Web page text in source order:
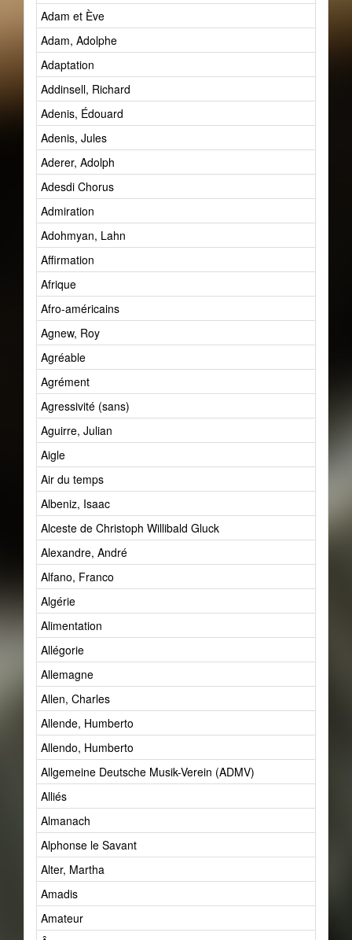
Adam et Ève
Adam, Adolphe
Adaptation
Addinsell, Richard
Adenis, Édouard
Adenis, Jules
Aderer, Adolph
Adesdi Chorus
Admiration
Adohmyan, Lahn
Affirmation
Afrique
Afro-américains
Agnew, Roy
Agréable
Agrément
Agressivité (sans)
Aguirre, Julian
Aigle
Air du temps
Albeniz, Isaac
Alceste de Christoph Willibald Gluck
Alexandre, André
Alfano, Franco
Algérie
Alimentation
Allégorie
Allemagne
Allen, Charles
Allende, Humberto
Allendo, Humberto
Allgemeine Deutsche Musik-Verein (ADMV)
Alliés
Almanach
Alphonse le Savant
Alter, Martha
Amadis
Amateur